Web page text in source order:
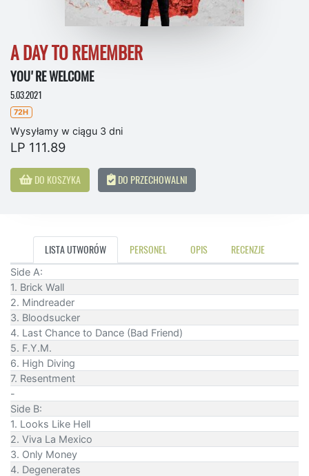
A DAY TO REMEMBER
YOU'RE WELCOME
5.03.2021
72H
Wysyłamy w ciągu 3 dni
LP 111.89
DO KOSZYKA DO PRZECHOWALNI
LISTA UTWORÓW PERSONEL OPIS RECENZJE
Side A:
1. Brick Wall
2. Mindreader
3. Bloodsucker
4. Last Chance to Dance (Bad Friend)
5. F.Y.M.
6. High Diving
7. Resentment
-
Side B:
1. Looks Like Hell
2. Viva La Mexico
3. Only Money
4. Degenerates